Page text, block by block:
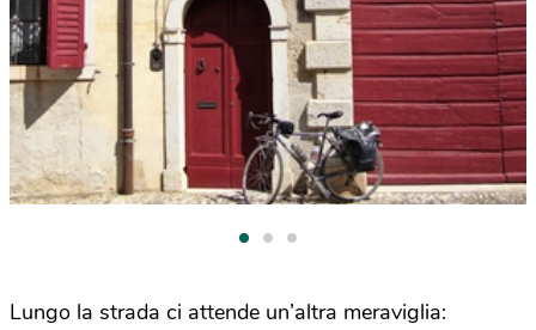
Lungo la strada ci attende un’altra meraviglia: